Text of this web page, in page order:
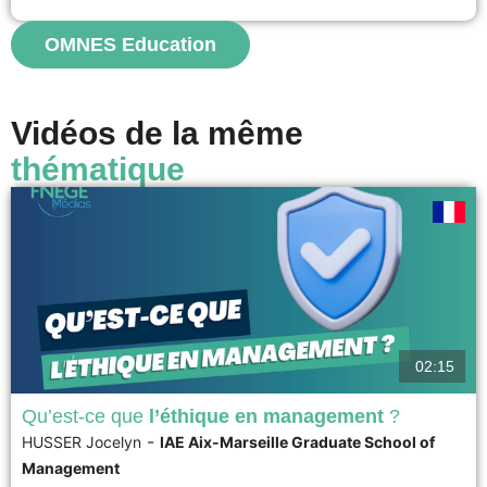
voir
OMNES Education
Vidéos de la même
thématique
L’Ethique en management apparaît de façon évidente lorsque les règles,
les lois et les codes de déontologie ne suffisent plus pour discerner et
02:15
Qu’est-ce que l’éthique en management ?
HUSSER Jocelyn - IAE Aix-Marseille Graduate School of
Management